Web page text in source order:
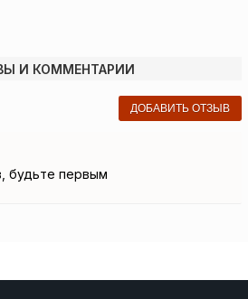
И КОММЕНТАРИИ
ДОБАВИТЬ ОТЗЫВ
будьте первым